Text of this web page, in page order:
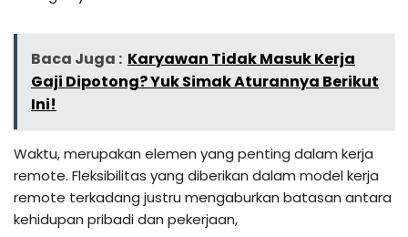
Baca Juga : Karyawan Tidak Masuk Kerja
Gaji Dipotong? Yuk Simak Aturannya Berikut
Ini!
Waktu, merupakan elemen yang penting dalam kerja
remote. Fleksibilitas yang diberikan dalam model kerja
remote terkadang justru mengaburkan batasan antara
kehidupan pribadi dan pekerjaan,